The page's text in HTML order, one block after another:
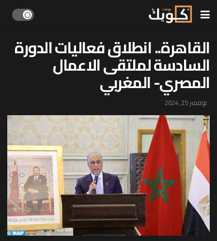
القاهرة.. انطلاق فعاليات الدورة
السادسة لملتقى الاعمال
المصري- المغربي
نوفمبر 25, 2024